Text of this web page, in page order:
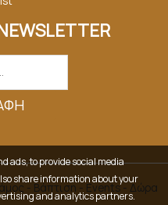
- Βάπτιση - Events - Δώρα
ads, to provide social media
share information about your
and analytics partners.